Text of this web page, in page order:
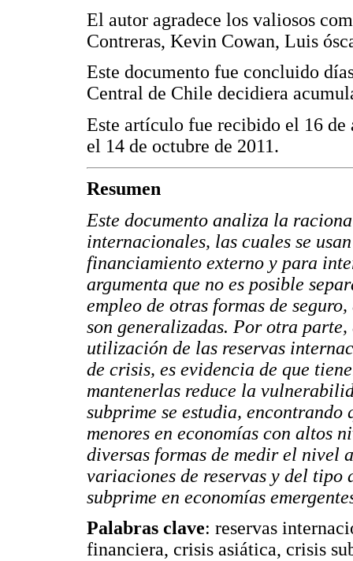
El autor agradece los valiosos
Contreras, Kevin Cowan, Luis
Este documento fue concluido
Central de Chile decidiera
Este artículo fue recibido el 16 de
el 14 de octubre de 2011.
Resumen
Este documento analiza la
internacionales, las cuales se
financiamiento externo y para
argumenta que no es posible
empleo de otras formas de
son generalizadas. Por otra
utilización de las reservas
de crisis, es evidencia de que
mantenerlas reduce la
subprime se estudia, encontrando
menores en economías con altos
diversas formas de medir el nivel
variaciones de reservas y del
subprime en economías
Palabras clave: reservas
financiera, crisis asiática, crisis